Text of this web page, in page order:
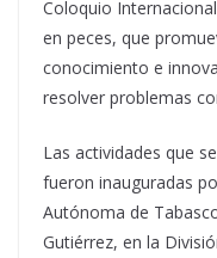
Coloquio
en peces, que
conocimiento e
resolver problemas
Las actividades que
fueron inauguradas
Autónoma de
Gutiérrez, en la